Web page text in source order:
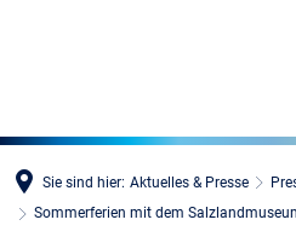
Sie sind hier: Aktuelles & Presse
Sommerferien mit dem